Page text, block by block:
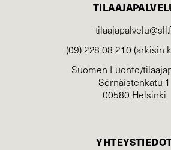
(09) 228 08 210 (arkisin
Suomen Luonto/
Sörnäistenkatu 1
00580 Helsinki